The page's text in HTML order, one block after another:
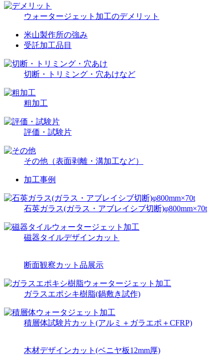
ウォータージェット加工のデメリット
米山製作所の強み
受託加工品目
切断・トリミング・穴あけなど
粗加工
評価・試験片
その他（表面剥離・溝加工など）
加工事例
石英ガラス(ガラス・アブレイシブ切断)φ800mm×70t
磁器タイルデザインカット
断面観察カット品展示
ガラスエポシキ樹脂(鍋敷き試作)
積層体試験片カット(アルミ＋ガラエポ＋CFRP)
木材デザインカット(ベニヤ板12mm厚)